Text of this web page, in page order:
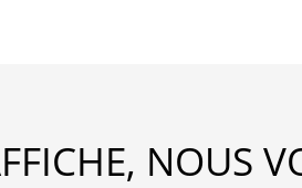
NOUS